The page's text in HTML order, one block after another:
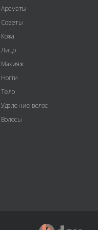
Ароматы
Советы
Кожа
Лицо
Макияж
Ногти
Тело
Удаление волос
Волосы